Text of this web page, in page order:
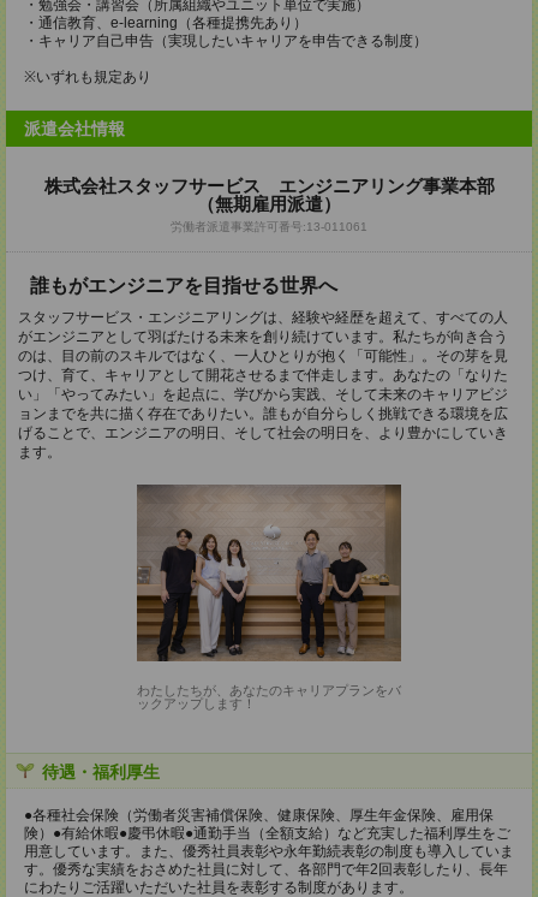
・勉強会・講習会（所属組織やユニット単位で実施）
・通信教育、e-learning（各種提携先あり）
・キャリア自己申告（実現したいキャリアを申告できる制度）
※いずれも規定あり
派遣会社情報
株式会社スタッフサービス エンジニアリング事業本部
（無期雇用派遣）
労働者派遣事業許可番号:13-011061
誰もがエンジニアを目指せる世界へ
スタッフサービス・エンジニアリングは、経験や経歴を超えて、すべての人
がエンジニアとして羽ばたける未来を創り続けています。私たちが向き合う
のは、目の前のスキルではなく、一人ひとりが抱く「可能性」。その芽を見
つけ、育て、キャリアとして開花させるまで伴走します。あなたの「なりた
い」「やってみたい」を起点に、学びから実践、そして未来のキャリアビジ
ョンまでを共に描く存在でありたい。誰もが自分らしく挑戦できる環境を広
げることで、エンジニアの明日、そして社会の明日を、より豊かにしていき
ます。
わたしたちが、あなたのキャリアプランをバ
ックアップします！
待遇・福利厚生
●各種社会保険（労働者災害補償保険、健康保険、厚生年金保険、雇用保
険）●有給休暇●慶弔休暇●通勤手当（全額支給）など充実した福利厚生をご
用意しています。また、優秀社員表彰や永年勤続表彰の制度も導入していま
す。優秀な実績をおさめた社員に対して、各部門で年2回表彰したり、長年
にわたりご活躍いただいた社員を表彰する制度があります。